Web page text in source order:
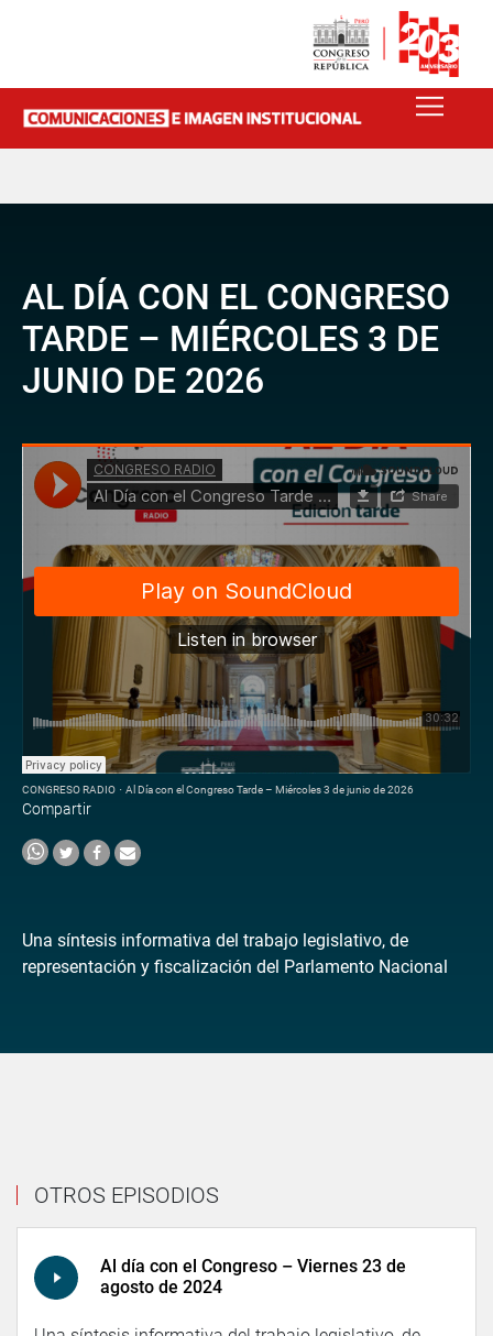
AL DÍA CON EL CONGRESO
TARDE – MIÉRCOLES 3 DE
JUNIO DE 2026
CONGRESO RADIO · Al Día con el Congreso Tarde – Miércoles 3 de junio de 2026
Compartir
Una síntesis informativa del trabajo legislativo, de
representación y fiscalización del Parlamento Nacional
OTROS EPISODIOS
Al día con el Congreso – Viernes 23 de
agosto de 2024